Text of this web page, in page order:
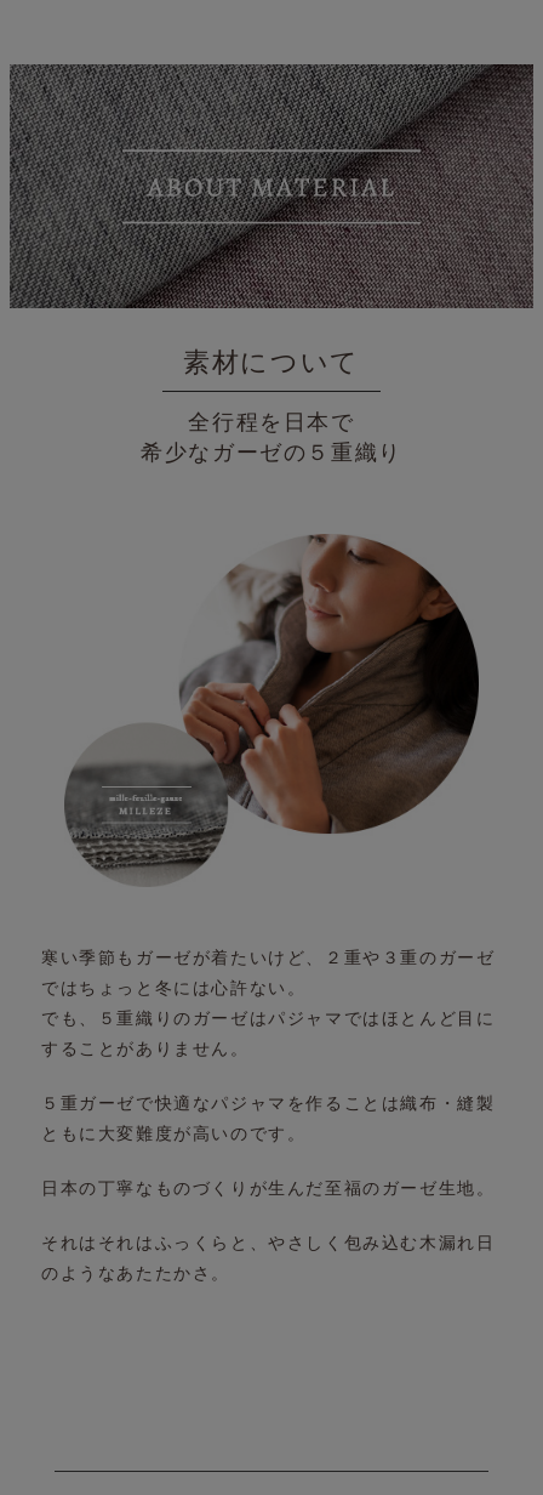
素材について
全行程を日本で
希少なガーゼの５重織り
寒い季節もガーゼが着たいけど、
２重や３重のガーゼ
ではちょっと冬には心許ない。
でも、５重織りのガーゼはパジャマではほとんど 目に
することがありません。
５重ガーゼで快適なパジャマを作ることは織布・縫製
ともに大変難度が高いのです。
日本の丁寧なものづくりが生んだ至福のガーゼ生地。
それはそれはふっくらと、やさしく包み込む 木漏れ日
のようなあたたかさ。